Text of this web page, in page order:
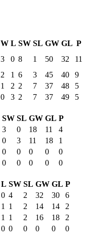
W L SW SL GW GL P
3 0 8 1 50 32
11
2 1 6 3 45 40
9
1 2 2 7 37 48
5
0 3 2 7 37 49
5
SW SL GW GL P
3 0 18 11
4
0 3 11 18
1
0 0 0 0
0
0 0 0 0
0
L SW SL GW GL P
0 4 2 32 30
6
1 1 2 14 14
2
1 1 2 16 18
2
0 0 0 0 0
0